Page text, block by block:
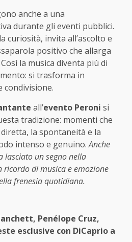
anche a una
durante gli eventi pubblici.
curiosità, invita all’ascolto e
positivo che allarga
la musica diventa più di
si trasforma in
condivisione.
all’evento Peroni si
tradizione: momenti che
la spontaneità e la
intenso e genuino.Anche
lasciato un segno nella
ricordo di musica e emozione
frenesia quotidiana.
Penélope Cruz,
esclusive con DiCaprio a